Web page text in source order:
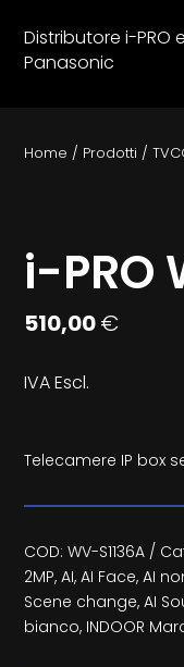
Distributore i-PRO e
Panasonic
Home / Prodotti /
i-PRO
510,00€
IVA Escl.
Telecamere IP box
COD: WV-S1136A
2MP,AI,AI Face,AI
Scene change,AI
bianco, INDOOR